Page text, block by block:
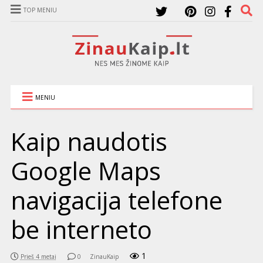
TOP MENIU
MENIU
Kaip naudotis
Google Maps
navigacija telefone
be interneto
Prieš 4 metai 0 ZinauKaip 1